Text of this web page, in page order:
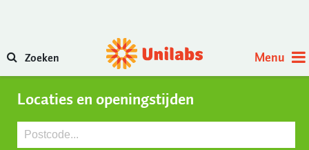
Zoeken Menu
Locatiesen openingstijden